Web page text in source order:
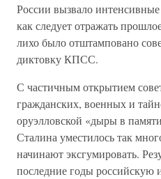
России вызвало
как следует отражать
лихо было отштамповано
диктовку КПСС.
С частичным открытием
гражданских, военных и
оруэлловской «дыры в
Сталина уместилось так
начинают эксгумировать.
последние годы российскую